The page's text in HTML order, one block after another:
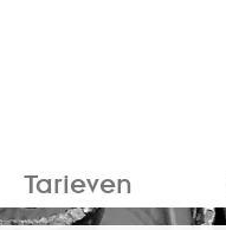
Tarieven